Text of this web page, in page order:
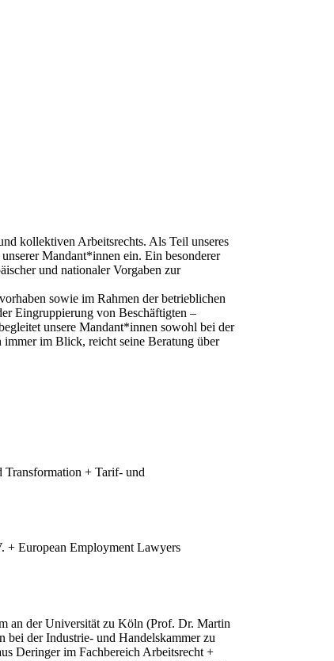
kollektiven Arbeitsrechts. Als Teil unseres
Mandant*innen ein. Ein besonderer
und nationaler Vorgaben zur
sowie im Rahmen der betrieblichen
Eingruppierung von Beschäftigten –
unsere Mandant*innen sowohl bei der
im Blick, reicht seine Beratung über
Transformation + Tarif- und
+ European Employment Lawyers
an der Universität zu Köln (Prof. Dr. Martin
bei der Industrie- und Handelskammer zu
Deringer im Fachbereich Arbeitsrecht +